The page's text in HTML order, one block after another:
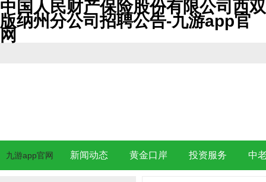
中国人民财产保险股份有限公司西双
版纳州分公司招聘公告-九游app官
网
九游app官网 新闻动态 黄金口岸 投资服务 中